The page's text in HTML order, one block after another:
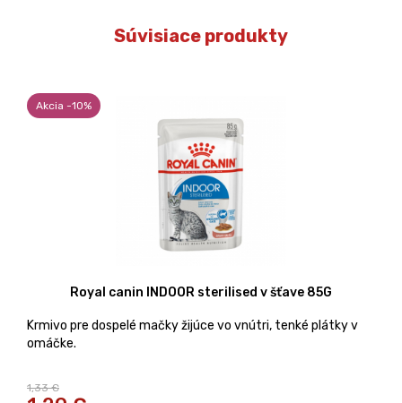
Súvisiace produkty
Akcia -10%
Royal canin INDOOR sterilised v šťave 85G
Krmivo pre dospelé mačky žijúce vo vnútri, tenké plátky v
omáčke.
1,33 €